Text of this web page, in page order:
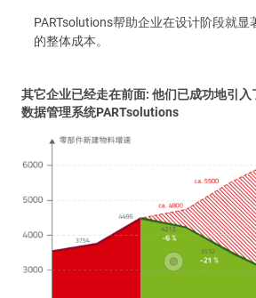
PARTsolutions帮助企业在设计阶段就显
的整体成本。
其它企业已经走在前面: 他们已成功地引
数据管理系统PARTsolutions